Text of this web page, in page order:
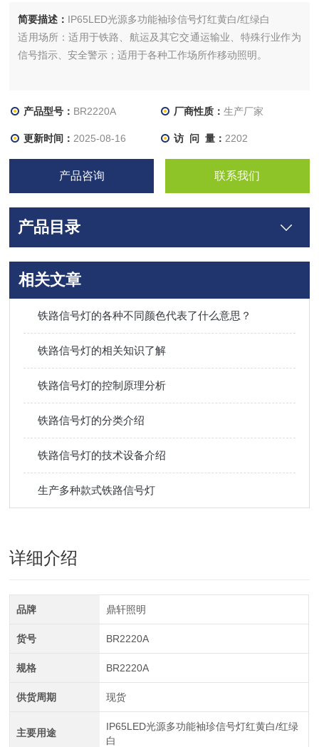
简要描述： IP65LED光源多功能袖珍信号灯红黄白/红绿白
适用场所：适用于铁路、航运及其它交通运输业、特殊行业作为
信号指示、安全警示；适用于各种工作场所作移动照明。
产品型号： BR2220A 厂商性质： 生产厂家
更新时间： 2025-08-16 访 问 量： 2202
产品咨询 联系我们
产品目录
相关文章
铁路信号灯的各种不同颜色代表了什么意思？
铁路信号灯的相关知识了解
铁路信号灯的控制原理分析
铁路信号灯的分类介绍
铁路信号灯的技术设备介绍
生产多种款式铁路信号灯
详细介绍
品牌 鼎轩照明
货号 BR2220A
规格 BR2220A
供货周期 现货
主要用途
IP65LED光源多功能袖珍信号灯红黄白/红绿
白